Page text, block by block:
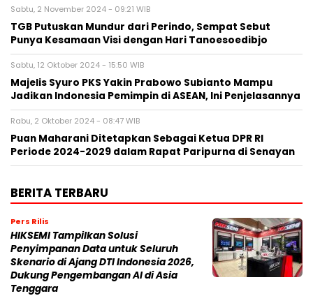
Sabtu, 2 November 2024 - 09:21 WIB
TGB Putuskan Mundur dari Perindo, Sempat Sebut
Punya Kesamaan Visi dengan Hari Tanoesoedibjo
Sabtu, 12 Oktober 2024 - 15:50 WIB
Majelis Syuro PKS Yakin Prabowo Subianto Mampu
Jadikan Indonesia Pemimpin di ASEAN, Ini Penjelasannya
Rabu, 2 Oktober 2024 - 08:47 WIB
Puan Maharani Ditetapkan Sebagai Ketua DPR RI
Periode 2024-2029 dalam Rapat Paripurna di Senayan
BERITA TERBARU
Pers Rilis
HIKSEMI Tampilkan Solusi
Penyimpanan Data untuk Seluruh
Skenario di Ajang DTI Indonesia 2026,
Dukung Pengembangan AI di Asia
Tenggara